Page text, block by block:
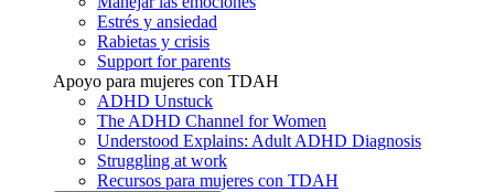
Estrés y ansiedad
Rabietas y crisis
Support for parents
Apoyo para mujeres con TDAH
ADHD Unstuck
The ADHD Channel for Women
Understood Explains: Adult ADHD Diagnosis
Struggling at work
Recursos para mujeres con TDAH